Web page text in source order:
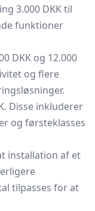
3.000 DKK til
funktioner
DKK og 12.000
og flere
Disse inkluderer
og førsteklasses
installation af et
tilpasses for at